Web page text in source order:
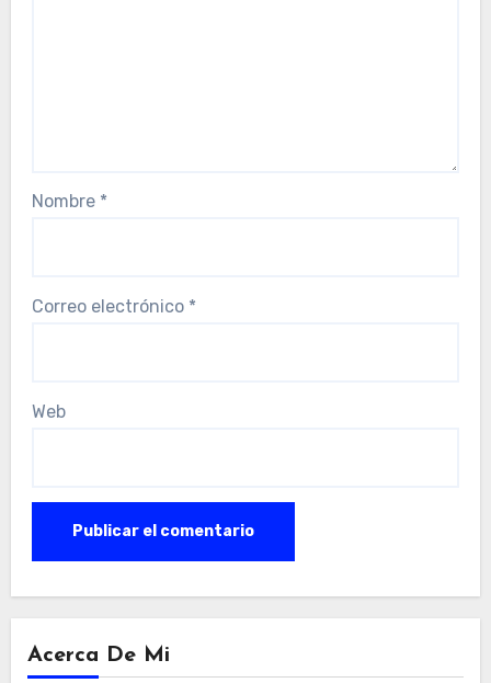
Nombre *
Correo electrónico *
Web
Acerca De Mi